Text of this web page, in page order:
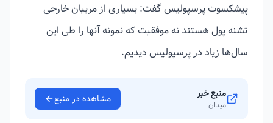
پیشکسوت پرسپولیس گفت: بسیاری از مربیان خارجی
تشنه پول هستند نه موفقیت که نمونه آنها را طی این
سال‌ها زیاد در پرسپولیس دیدیم.
منبع خبر
میدان مشاهده در منبع